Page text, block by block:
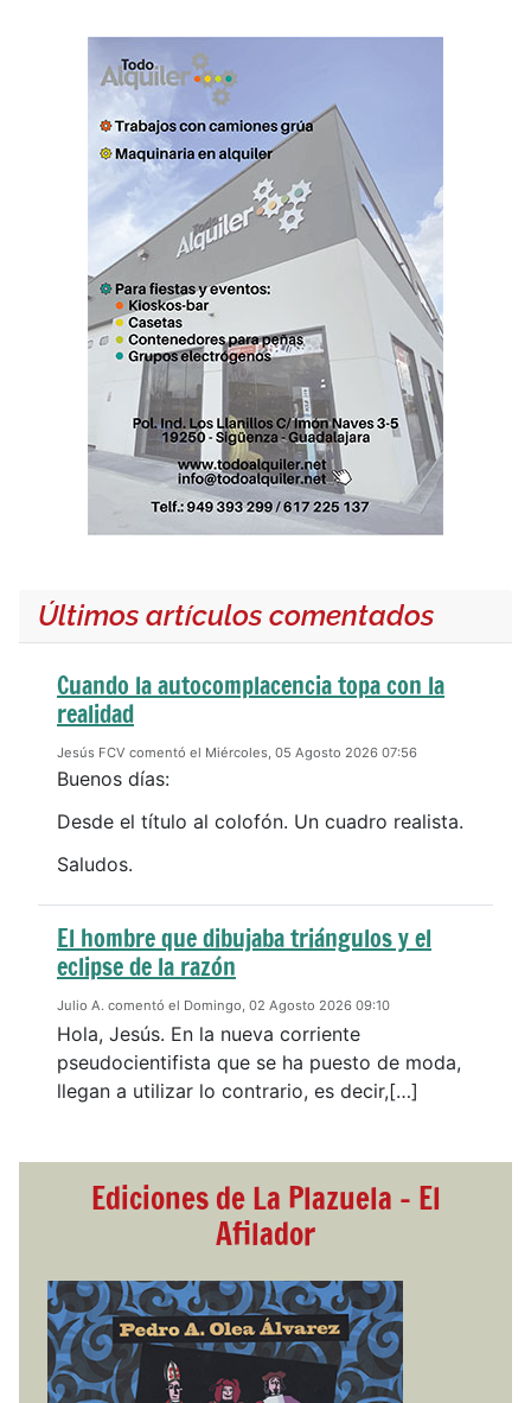
Últimos artículos comentados
Cuando la autocomplacencia topa con la
realidad
Jesús FCV comentó el Miércoles, 05 Agosto 2026 07:56
Buenos días:
Desde el título al colofón. Un cuadro realista.
Saludos.
El hombre que dibujaba triángulos y el
eclipse de la razón
Julio A. comentó el Domingo, 02 Agosto 2026 09:10
Hola, Jesús. En la nueva corriente
pseudocientifista que se ha puesto de moda,
llegan a utilizar lo contrario, es decir,[…]
Ediciones de La Plazuela - El
Afilador